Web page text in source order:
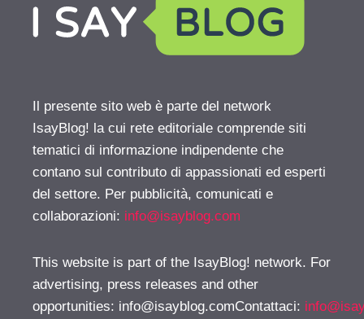
Il presente sito web è parte del network
IsayBlog! la cui rete editoriale comprende siti
tematici di informazione indipendente che
contano sul contributo di appassionati ed esperti
del settore. Per pubblicità, comunicati e
collaborazioni: info@isayblog.com
This website is part of the IsayBlog! network. For
advertising, press releases and other
opportunities: info@isayblog.comContattaci: